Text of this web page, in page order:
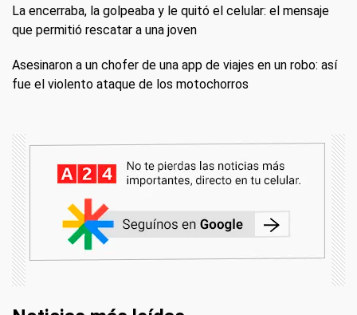
La encerraba, la golpeaba y le quitó el celular: el mensaje
que permitió rescatar a una joven
Asesinaron a un chofer de una app de viajes en un robo: así
fue el violento ataque de los motochorros